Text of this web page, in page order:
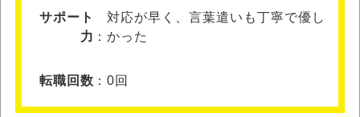
サポート
力
対応が早く、言葉遣いも丁寧で優し
かった
転職回数 0回